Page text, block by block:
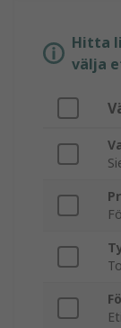
Hitta
välja